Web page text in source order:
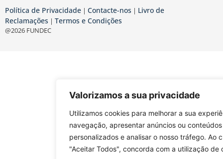
Valorizamos a sua privacidade
Utilizamos cookies para melhorar a sua
navegação, apresentar anúncios ou conteúdos
personalizados e analisar o nosso tráfego. Ao
"Aceitar Todos", concorda com a utilização de
Política de Privacidade | Contacte-nos | Livro de
Reclamações | Termos e Condições
@2026 FUNDEC